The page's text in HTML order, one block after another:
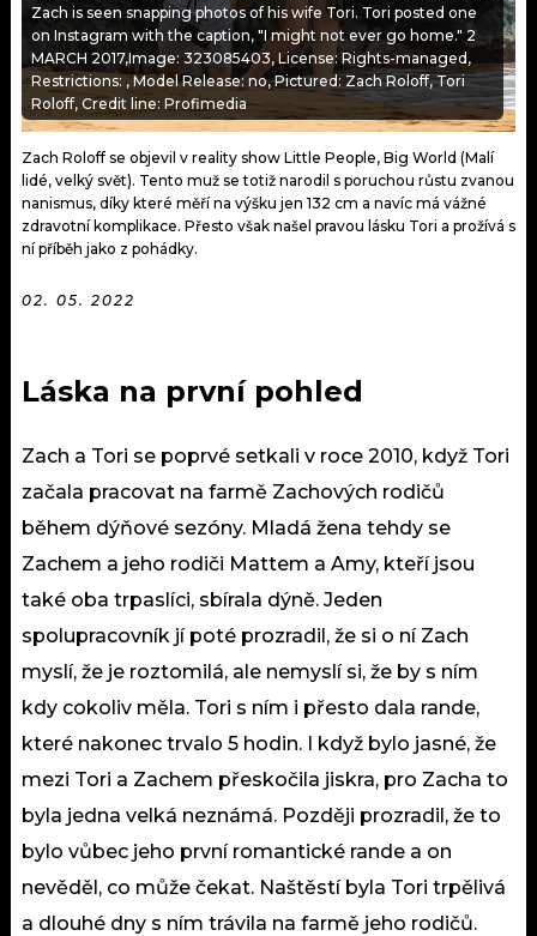
MIX
OSTATNÍ
Zach is seen snapping photos of his wife Tori. Tori posted one
on Instagram with the caption, "I might not ever go home." 2
MARCH 2017,Image: 323085403, License: Rights-managed,
Restrictions: , Model Release: no, Pictured: Zach Roloff, Tori
Roloff, Credit line: Profimedia
Zach Roloff se objevil v reality show Little People, Big World (Malí
lidé, velký svět). Tento muž se totiž narodil s poruchou růstu zvanou
nanismus, díky které měří na výšku jen 132 cm a navíc má vážné
zdravotní komplikace. Přesto však našel pravou lásku Tori a prožívá s
ní příběh jako z pohádky.
02. 05. 2022
Láska na první pohled
Zach a Tori se poprvé setkali v roce 2010, když Tori
začala pracovat na farmě Zachových rodičů
během dýňové sezóny. Mladá žena tehdy se
Zachem a jeho rodiči Mattem a Amy, kteří jsou
také oba trpaslíci, sbírala dýně. Jeden
spolupracovník jí poté prozradil, že si o ní Zach
myslí, že je roztomilá, ale nemyslí si, že by s ním
kdy cokoliv měla. Tori s ním i přesto dala rande,
které nakonec trvalo 5 hodin. I když bylo jasné, že
mezi Tori a Zachem přeskočila jiskra, pro Zacha to
byla jedna velká neznámá. Později prozradil, že to
bylo vůbec jeho první romantické rande a on
nevěděl, co může čekat. Naštěstí byla Tori trpělivá
a dlouhé dny s ním trávila na farmě jeho rodičů.